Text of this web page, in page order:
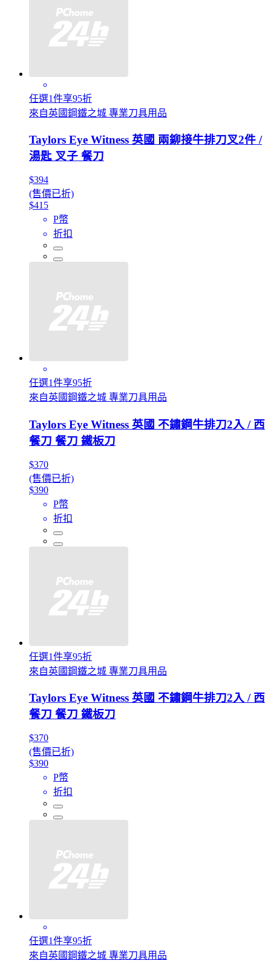
任選1件享95折
來自英國鋼鐵之城 專業刀具用品
Taylors Eye Witness 英國 兩鉚接牛排刀叉2件 /
湯匙 叉子 餐刀
$394
(售價已折)
$415
P幣
折扣
任選1件享95折
來自英國鋼鐵之城 專業刀具用品
Taylors Eye Witness 英國 不鏽鋼牛排刀2入 / 西
餐刀 餐刀 鐵板刀
$370
(售價已折)
$390
P幣
折扣
任選1件享95折
來自英國鋼鐵之城 專業刀具用品
Taylors Eye Witness 英國 不鏽鋼牛排刀2入 / 西
餐刀 餐刀 鐵板刀
$370
(售價已折)
$390
P幣
折扣
任選1件享95折
來自英國鋼鐵之城 專業刀具用品